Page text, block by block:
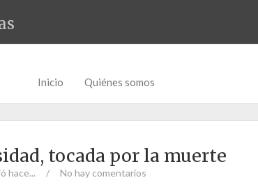
Inicio Quiénes somos
tocada por la muerte
hace... / No hay comentarios